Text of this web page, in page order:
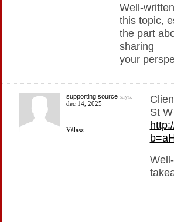
Well-
this topic,
the part
sharing
your
supporting sourcesays:
dec 14, 2025
Válasz
St